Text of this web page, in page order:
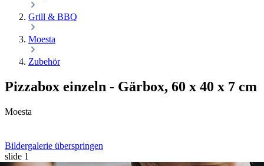
Grill & BBQ
Moesta
Zubehör
Pizzabox einzeln - Gärbox, 60 x 40 x 7 cm
Moesta
Bildergalerie überspringen
slide 1